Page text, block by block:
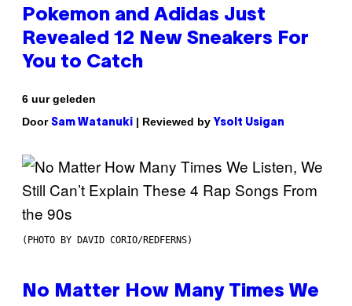
Pokemon and Adidas Just
Revealed 12 New Sneakers For
You to Catch
6 uur geleden
Door Sam Watanuki | Reviewed by Ysolt Usigan
(PHOTO BY DAVID CORIO/REDFERNS)
No Matter How Many Times We